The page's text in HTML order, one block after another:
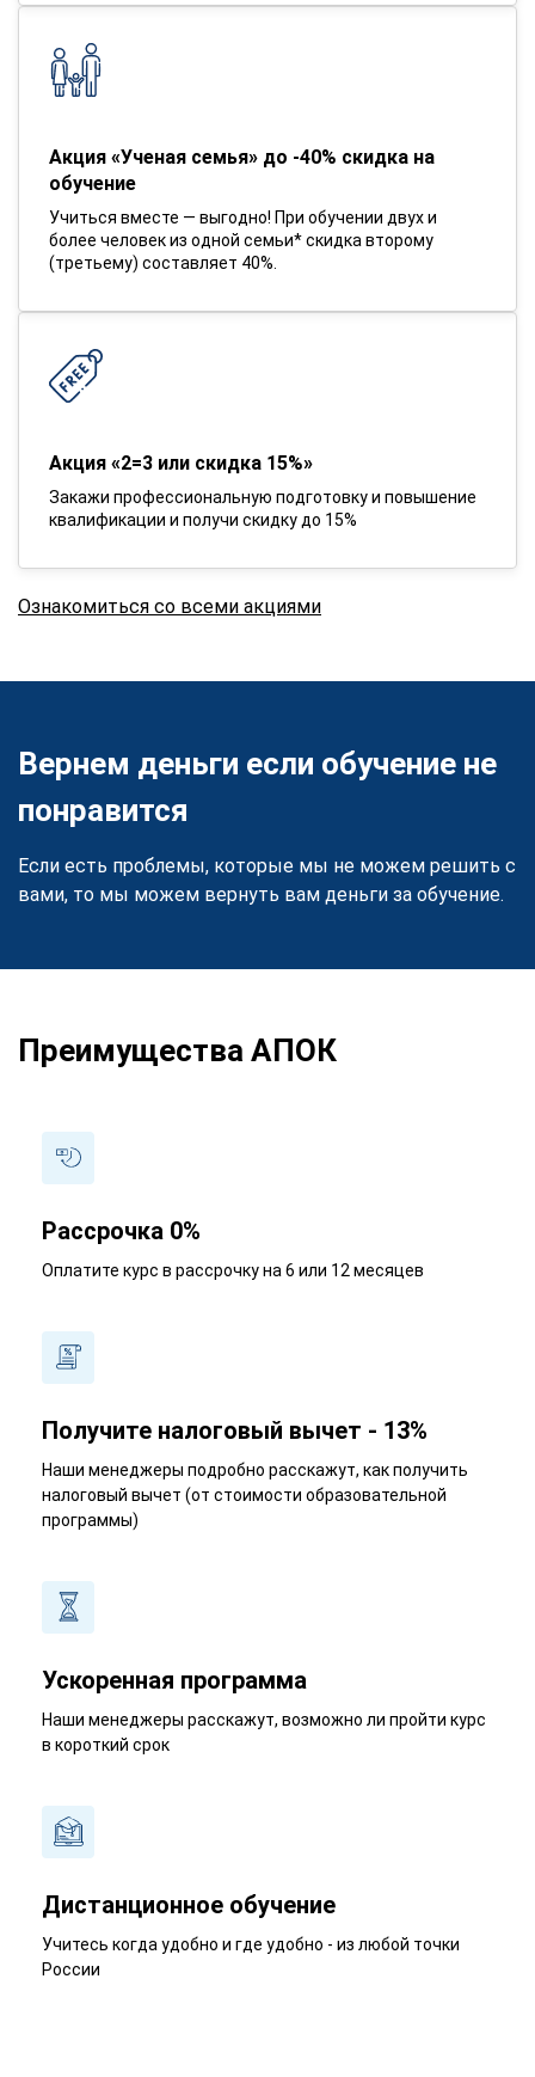
Акция «Ученая семья» до -40% скидка на
обучение
Учиться вместе — выгодно! При обучении двух и
более человек из одной семьи* скидка второму
(третьему) составляет 40%.
Акция «2=3 или скидка 15%»
Закажи профессиональную подготовку и повышение
квалификации и получи скидку до 15%
Ознакомиться со всеми акциями
Вернем деньги если обучение не
понравится
Если есть проблемы, которые мы не можем решить с
вами, то мы можем вернуть вам деньги за обучение.
Преимущества АПОК
Рассрочка 0%
Оплатите курс в рассрочку на 6 или 12 месяцев
Получите налоговый вычет - 13%
Наши менеджеры подробно расскажут, как получить
налоговый вычет (от стоимости образовательной
программы)
Ускоренная программа
Наши менеджеры расскажут, возможно ли пройти курс
в короткий срок
Дистанционное обучение
Учитесь когда удобно и где удобно - из любой точки
России